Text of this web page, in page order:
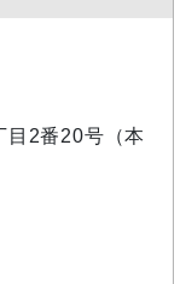
目2番20号（本